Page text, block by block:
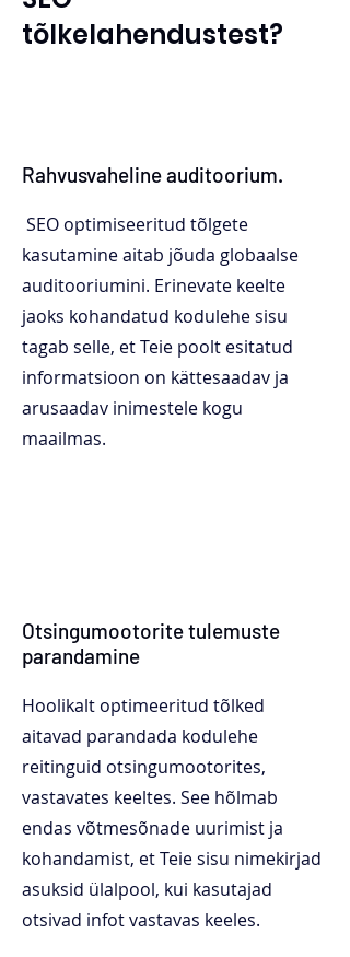
tõlkelahendustest?
Rahvusvaheline auditoorium.
SEO optimiseeritud tõlgete
kasutamine aitab jõuda globaalse
auditooriumini. Erinevate keelte
jaoks kohandatud kodulehe sisu
tagab selle, et Teie poolt esitatud
informatsioon on kättesaadav ja
arusaadav inimestele kogu
maailmas.
Otsingumootorite tulemuste
parandamine
Hoolikalt optimeeritud tõlked
aitavad parandada kodulehe
reitinguid otsingumootorites,
vastavates keeltes. See hõlmab
endas võtmesõnade uurimist ja
kohandamist, et Teie sisu nimekirjad
asuksid ülalpool, kui kasutajad
otsivad infot vastavas keeles.